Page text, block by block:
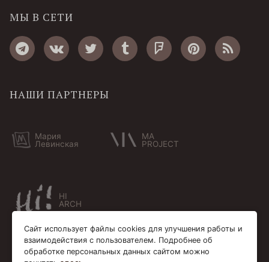
МЫ В СЕТИ
НАШИ ПАРТНЕРЫ
Мария
Левинская
MA
PROJECT
HI
ARCH
Сайт использует файлы cookies для улучшения работы и
взаимодействия с пользователем. Подробнее об
обработке персональных данных сайтом можно